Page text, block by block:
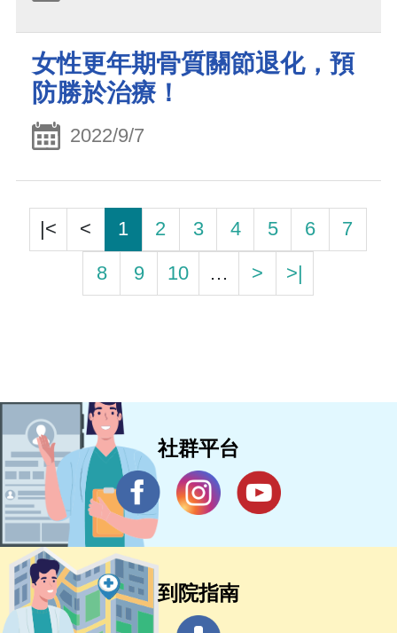
女性更年期骨質關節退化，預
防勝於治療！
2022/9/7
|< < 1 2 3 4 5 6
7
8
9 10 … > >|
社群平台
到院指南